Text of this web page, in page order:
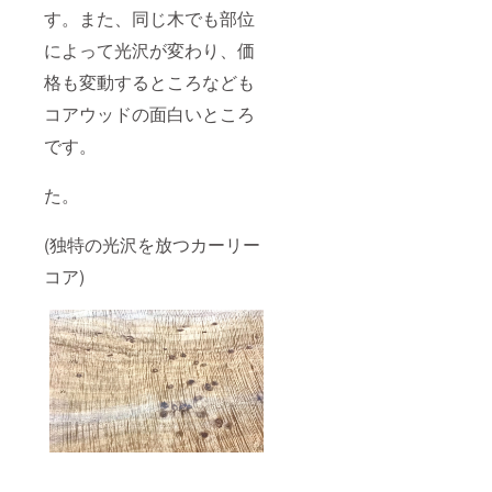
す。また、同じ木でも部位
によって光沢が変わり、価
格も変動するところなども
コアウッドの面白いところ
です。
た。
(独特の光沢を放つカーリー
コア)